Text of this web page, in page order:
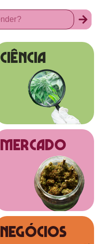
Ciência
MERCADO
NEGÓCIOS